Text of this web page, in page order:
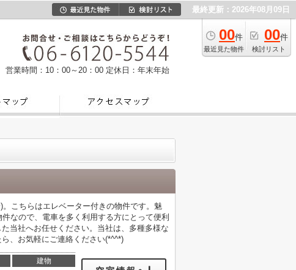
最終更新：2026年08月09日
00件
最近見た物件
00件
検討リスト
営業時間：10：00～20：00 定休日：年末年始
こちらはエレベーター付きの物件です。魅
なので、電車を多く利用する方にとって便利
当社へお任せください。当社は、多種多様な
、お気軽にご連絡ください(*^^*)
建物